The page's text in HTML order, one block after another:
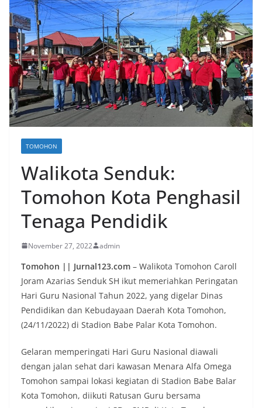
TOMOHON
Walikota Senduk:
Tomohon Kota Penghasil
Tenaga Pendidik
November 27, 2022 admin
Tomohon || Jurnal123.com – Walikota Tomohon Caroll
Joram Azarias Senduk SH ikut memeriahkan Peringatan
Hari Guru Nasional Tahun 2022, yang digelar Dinas
Pendidikan dan Kebudayaan Daerah Kota Tomohon,
(24/11/2022) di Stadion Babe Palar Kota Tomohon.
Gelaran memperingati Hari Guru Nasional diawali
dengan jalan sehat dari kawasan Menara Alfa Omega
Tomohon sampai lokasi kegiatan di Stadion Babe Balar
Kota Tomohon, diikuti Ratusan Guru bersama